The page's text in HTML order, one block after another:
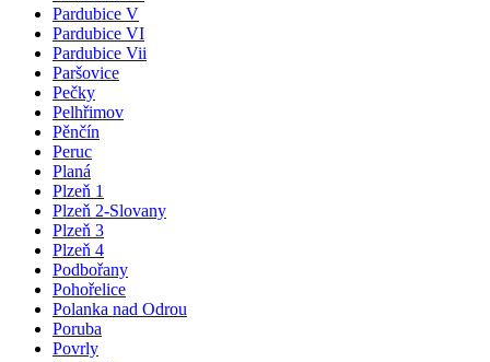
Pardubice V
Pardubice VI
Pardubice Vii
Paršovice
Pečky
Pelhřimov
Pěnčín
Peruc
Planá
Plzeň 1
Plzeň 2-Slovany
Plzeň 3
Plzeň 4
Podbořany
Pohořelice
Polanka nad Odrou
Poruba
Povrly